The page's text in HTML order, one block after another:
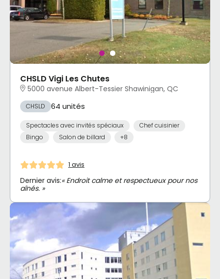
CHSLD Vigi Les Chutes
5000 avenue Albert-Tessier Shawinigan, QC
CHSLD 64 unités
Spectacles avec invités spéciaux
Chef cuisinier
Bingo
Salon de billard +8
1 avis
Dernier avis:« Endroit calme et respectueux pour nos
aînés. »